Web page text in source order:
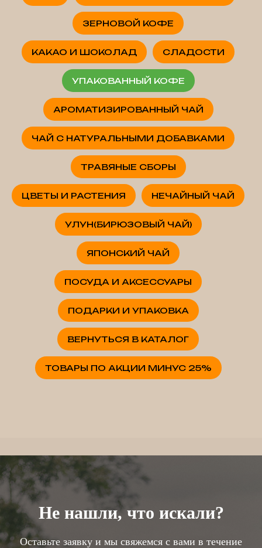
ЗЕРНОВОЙ КОФЕ
КАКАО И ШОКОЛАД СЛАДОСТИ
УПАКОВАННЫЙ КОФЕ
АРОМАТИЗИРОВАННЫЙ ЧАЙ
ЧАЙ С НАТУРАЛЬНЫМИ ДОБАВКАМИ
ТРАВЯНЫЕ СБОРЫ
ЦВЕТЫ И РАСТЕНИЯ НЕЧАЙНЫЙ ЧАЙ
УЛУН(БИРЮЗОВЫЙ ЧАЙ)
ЯПОНСКИЙ ЧАЙ
ПОСУДА И АКСЕССУАРЫ
ПОДАРКИ И УПАКОВКА
ВЕРНУТЬСЯ В КАТАЛОГ
ТОВАРЫ ПО АКЦИИ МИНУС 25%
Не нашли, что искали?
Оставьте заявку и мы свяжемся с вами в течение